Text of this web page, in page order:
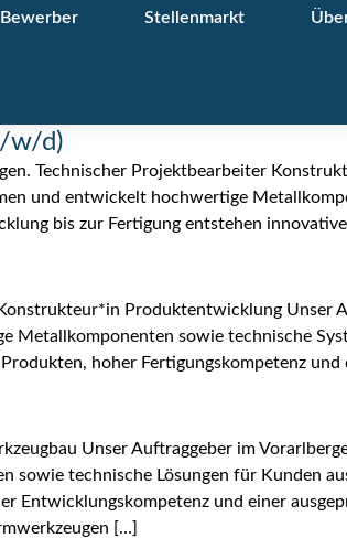
Bewerber Stellenmarkt
w/d)
Technischer Projektbearbeiter
und entwickelt hochwertige
bis zur Fertigung entstehen
Produktentwicklung Unser
sowie technische
hoher Fertigungskompetenz
Unser Auftraggeber im
technische Lösungen für Kunden
Entwicklungskompetenz und einer
[…]